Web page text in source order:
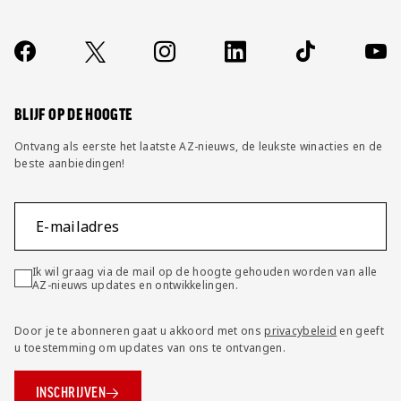
Contact
FAQ
Socials
https://www.facebook.com/AZAlkmaar
X Instagram LinkedIn TikTok
BLIJF OP DE HOOGTE
Ontvang als eerste het laatste AZ-nieuws, de leukste winacties en de
beste aanbiedingen!
E-mailadres
Ik wil graag via de mail op de hoogte gehouden worden van alle
AZ-nieuws updates en ontwikkelingen.
Door je te abonneren gaat u akkoord met onsprivacybeleid en geeft
u toestemming om updates van ons te ontvangen.
INSCHRIJVEN